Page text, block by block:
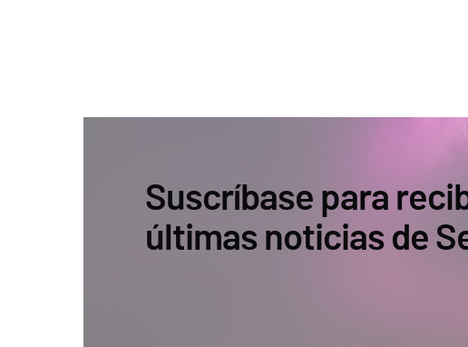
Suscríbase para
últimas noticias de